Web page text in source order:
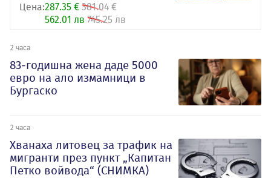
Цена:287.35 € 381.04 €
562.01 лв 745.25 лв
2 часа
83-годишна жена даде 5000
евро на ало измамници в
Бургаско
2 часа
Хванаха литовец за трафик на
мигранти през пункт „Капитан
Петко войвода“ (СНИМКА)